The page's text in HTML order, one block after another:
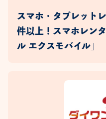
スマホ・タブレット
件以上！スマホレン
ル エクスモバイル」